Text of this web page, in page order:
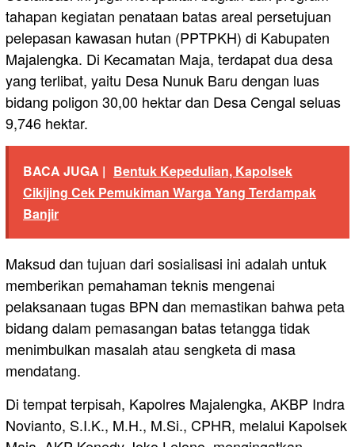
tahapan kegiatan penataan batas areal persetujuan
pelepasan kawasan hutan (PPTPKH) di Kabupaten
Majalengka. Di Kecamatan Maja, terdapat dua desa
yang terlibat, yaitu Desa Nunuk Baru dengan luas
bidang poligon 30,00 hektar dan Desa Cengal seluas
9,746 hektar.
BACA JUGA | Bentuk Kepedulian, Kapolsek
Cikijing Cek Pemukiman Warga Yang Terdampak
Banjir
Maksud dan tujuan dari sosialisasi ini adalah untuk
memberikan pemahaman teknis mengenai
pelaksanaan tugas BPN dan memastikan bahwa peta
bidang dalam pemasangan batas tetangga tidak
menimbulkan masalah atau sengketa di masa
mendatang.
Di tempat terpisah, Kapolres Majalengka, AKBP Indra
Novianto, S.I.K., M.H., M.Si., CPHR, melalui Kapolsek